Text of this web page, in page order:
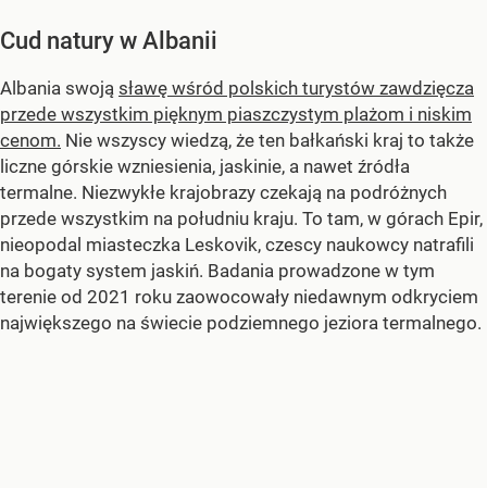
Cud natury w Albanii
Albania swoją sławę wśród polskich turystów zawdzięcza
przede wszystkim pięknym piaszczystym plażom i niskim
cenom. Nie wszyscy wiedzą, że ten bałkański kraj to także
liczne górskie wzniesienia, jaskinie, a nawet źródła
termalne. Niezwykłe krajobrazy czekają na podróżnych
przede wszystkim na południu kraju. To tam, w górach Epir,
nieopodal miasteczka Leskovik, czescy naukowcy natrafili
na bogaty system jaskiń. Badania prowadzone w tym
terenie od 2021 roku zaowocowały niedawnym odkryciem
największego na świecie podziemnego jeziora termalnego.